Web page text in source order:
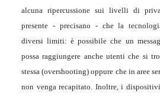
alcuna ripercussione sui livelli di
presente - precisano - che la
diversi limiti: è possibile che un
possa raggiungere anche utenti che si
stessa (overshooting) oppure che in aree
non venga recapitato. Inoltre, i